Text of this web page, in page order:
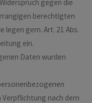
gegen die
berechtigten
legen gem. Art. 21 Abs.
ein.
Daten wurden
nach dem